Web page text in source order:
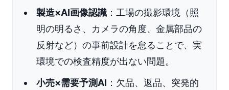
製造×AI画像認識 ：工場の撮影環境（照
明の明るさ、カメラの角度、金属部品の
反射など）の事前設計を怠ることで、実
環境での検査精度が出ない問題。
小売×需要予測AI ：欠品、返品、突発的